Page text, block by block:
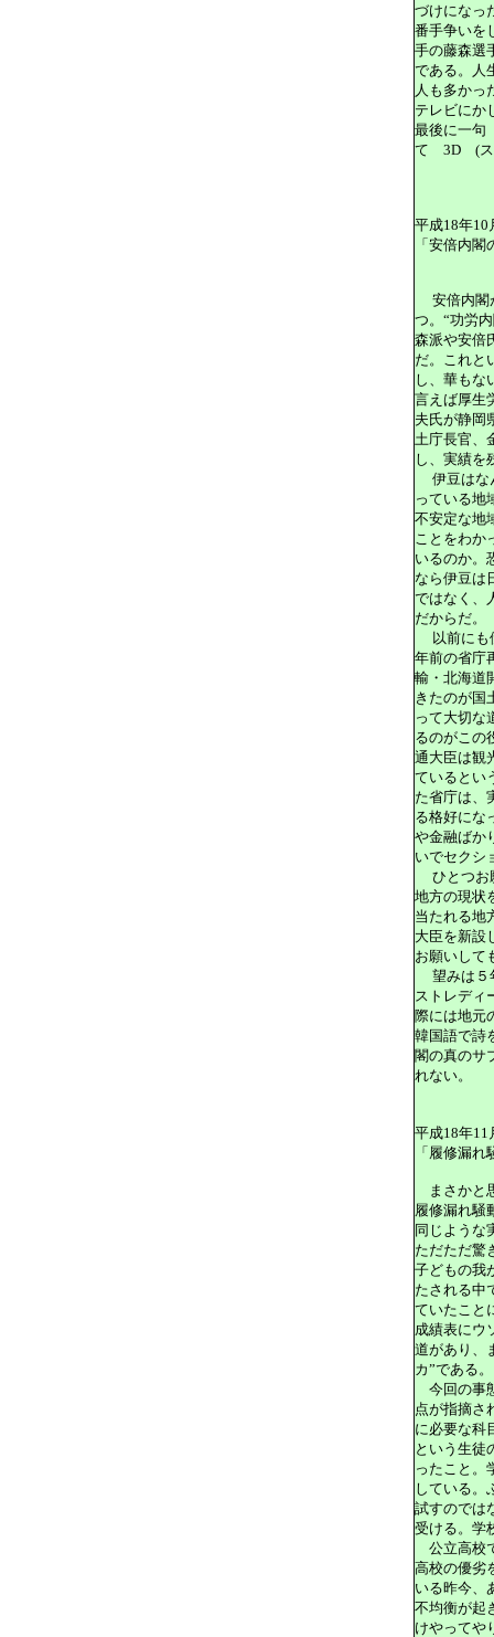
づけになっ
番手争いを
手の藤森選
である。人
人も多かっ
テレビにか
最後に一
て 3D (ス
平成18年10
「 安倍内閣
安倍内閣
つ。“功労
森派や安倍
だ。これと
し、華もな
言えば厚生
夫氏が静岡
土庁長官、
し、実績を
伊豆はな
っている地
不安定な地
ことをわか
いるのか。
なら伊豆は
ではなく、
だからだ。
以前に
年前の省庁
輸・北海道
きたのが国
って大切な
るのがこの
通大臣は観
ているとい
た省庁は、
る格好にな
や金融ばか
いでセクシ
ひとつお
地方の現状
当たれる地
大臣を新設
お願いして
望みは５
ストレディ
際には地元
韓国語で詩
閣の真のサ
れない。
平成18年11
「履修漏
まさかと
履修漏れ騒
同じような
ただただ驚
子どもの我
たされる中
ていたこと
成績表にウ
道があり、
カ”である。
今回の事
点が指摘さ
に必要な科
という生徒
ったこと。
している。
試すのでは
受ける。学
公立高校
高校の優劣
いる昨今、
不均衡が起
けやってや